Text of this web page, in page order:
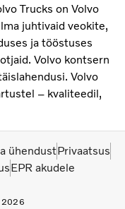
Trucks on Volvo
juhtivaid veokite,
ja tööstuses
Volvo kontsern
Volvo
– kvaliteedil,
2026
ühendustPrivaatsus
EPR akudele